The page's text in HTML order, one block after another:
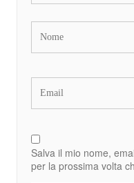
Salva il mio nome,
per la prossima volta